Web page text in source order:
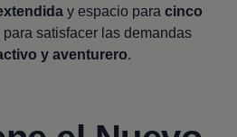
y espacio paracinco
para satisfacer las demandas
y aventurero.